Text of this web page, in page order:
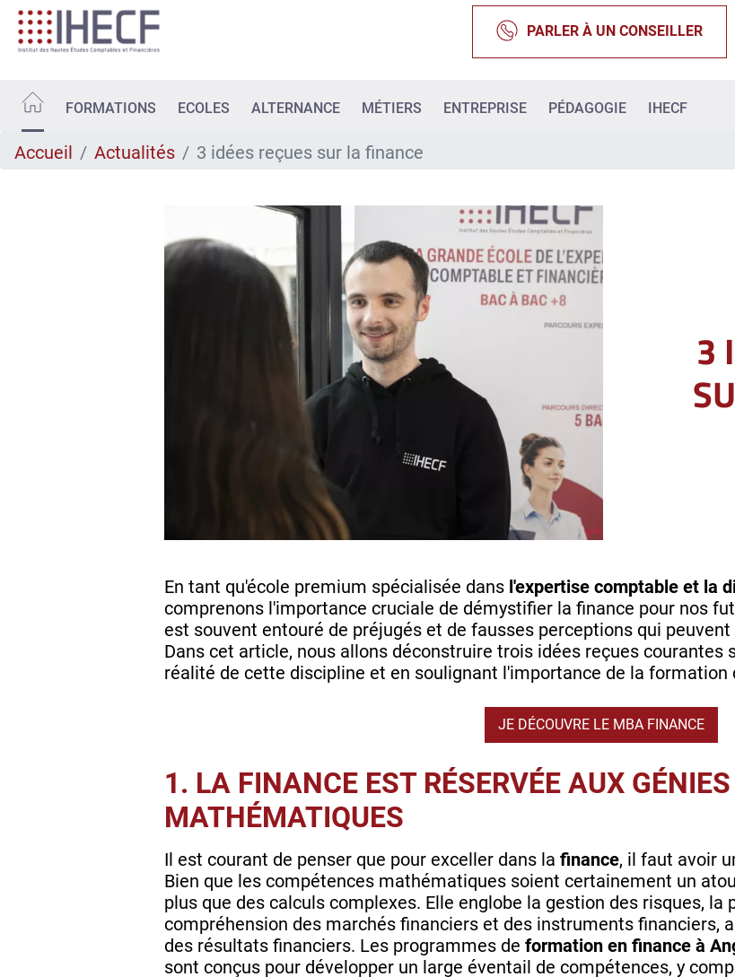
Aller
contenu
PARLER À UN CONSEILLER
FORMATIONS ECOLES ALTERNANCE MÉTIERS ENTREPRISE PÉDAGOGIE IHECF
Accueil Actualités 3 idées reçues sur la finance
3
En tant qu'école premium spécialisée dans l'expertise comptable et la
comprenons l'importance cruciale de démystifier la finance pour nos
est souvent entouré de préjugés et de fausses perceptions qui
Dans cet article, nous allons déconstruire trois idées reçues courantes
réalité de cette discipline et en soulignant l'importance de la formation
JE DÉCOUVRE LE MBA FINANCE
1. LA FINANCE EST RÉSERVÉE AUX
MATHÉMATIQUES
Il est courant de penser que pour exceller dans la finance, il faut avoir
Bien que les compétences mathématiques soient certainement un
plus que des calculs complexes. Elle englobe la gestion des risques, la
compréhension des marchés financiers et des instruments financiers,
des résultats financiers. Les programmes de formation en finance à
sont conçus pour développer un large éventail de compétences, y